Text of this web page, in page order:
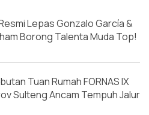
Lepas Gonzalo García &
Borong Talenta Muda Top!
Tuan Rumah FORNAS IX
Sulteng Ancam Tempuh Jalur